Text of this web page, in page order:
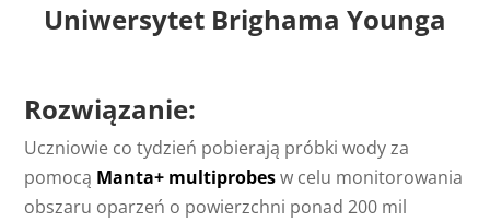
Uniwersytet Brighama Younga
Rozwiązanie:
Uczniowie co tydzień pobierają próbki wody za
pomocą Manta+ multiprobesw celu monitorowania
obszaru oparzeń o powierzchni ponad 200 mil